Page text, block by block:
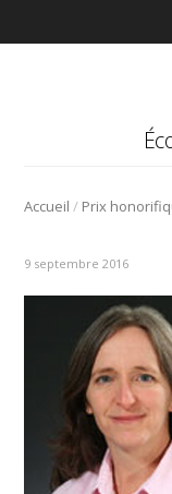
Accueil / Prix
9 septembre 2016